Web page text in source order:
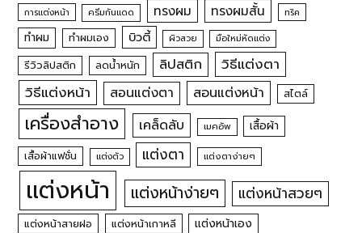
การแต่งหน้า ครีมกันแดด ทรงผม ทรงผมสั้น ทริค
ทำผม ทำผมเอง บิวตี้ ผิวสวย มือใหม่หัดแต่ง
รีวิวลิปสติก ลดน้ำหนัก ลิปสติก
วิธีแต่งตา
วิธีแต่งหน้า
สอนแต่งตา สอนแต่งหน้า สไตล์
เครื่องสำอาง เคล็ดลับ เมคอัพ เสื้อผ้า
เสื้อผ้าแฟชั่น แต่งตัว แต่งตา แต่งตาง่ายๆ
แต่งหน้า แต่งหน้าง่ายๆ แต่งหน้าสวยๆ
แต่งหน้าสายฝอ แต่งหน้าเกาหลี แต่งหน้าเอง